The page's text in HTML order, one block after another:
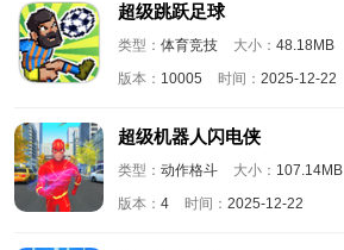
超级跳跃足球
类型： 体育竞技 大小： 48.18MB
版本： 10005 时间： 2025-12-22
超级机器人闪电侠
类型： 动作格斗 大小： 107.14MB
版本： 4 时间： 2025-12-22